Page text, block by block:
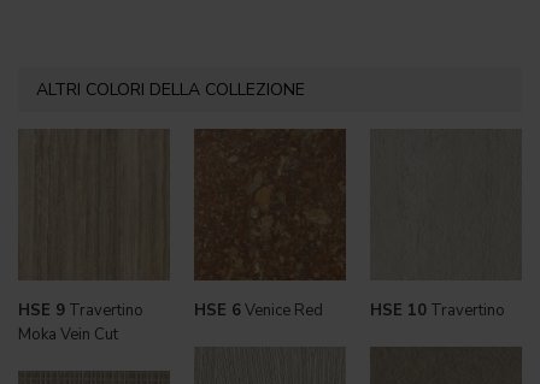
ALTRI COLORI DELLA COLLEZIONE
HSE 9 Travertino
Moka Vein Cut
HSE 6Venice Red HSE 10Travertino